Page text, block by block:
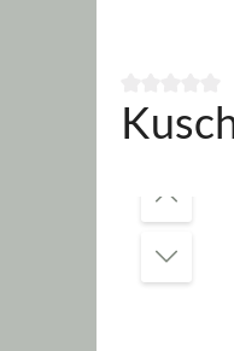
Bildergalerie